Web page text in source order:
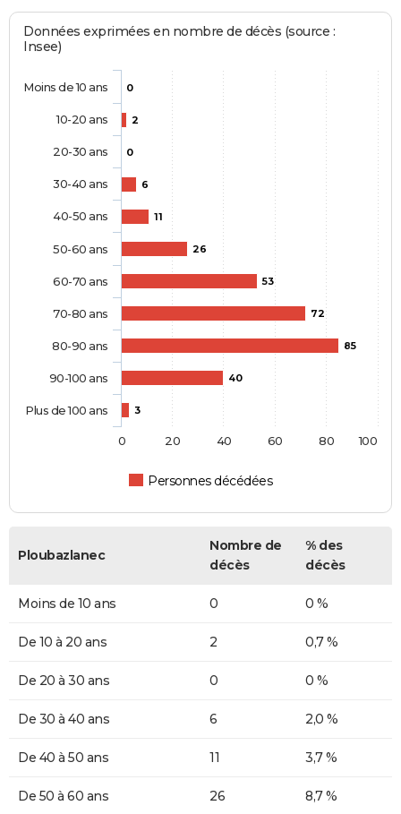
Données exprimées en nombre de décès (source :
Insee)
0
2
0
6
11
26
53
72
85
40
3
Personnes décédées
Moins de 10 ans
10-20 ans
20-30 ans
30-40 ans
40-50 ans
50-60 ans
60-70 ans
70-80 ans
80-90 ans
90-100 ans
Plus de 100 ans
0 20 40 60 80 100
Ploubazlanec
Nombre de
décès
% des
décès
Moins de 10 ans 0 0 %
De 10 à 20 ans 2 0,7 %
De 20 à 30 ans 0 0 %
De 30 à 40 ans 6 2,0 %
De 40 à 50 ans 11 3,7 %
De 50 à 60 ans 26 8,7 %